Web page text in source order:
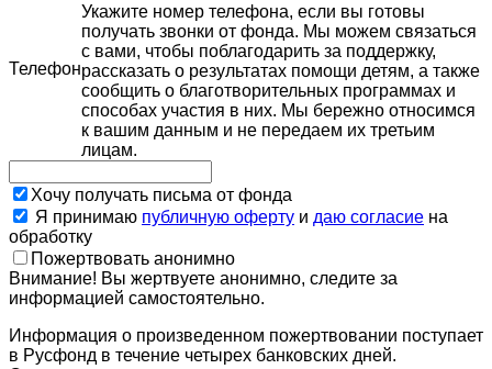
Телефон
Укажите номер телефона, если вы готовы
получать звонки от фонда. Мы можем связаться
с вами, чтобы поблагодарить за поддержку,
рассказать о результатах помощи детям, а также
сообщить о благотворительных программах и
способах участия в них. Мы бережно относимся
к вашим данным и не передаем их третьим
лицам.
Хочу получать письма от фонда
Я принимаю публичную оферту и даю согласие на
обработку
Пожертвовать анонимно
Внимание! Вы жертвуете анонимно, следите за
информацией самостоятельно.
Информация о произведенном пожертвовании поступает
в Русфонд в течение четырех банковских дней.